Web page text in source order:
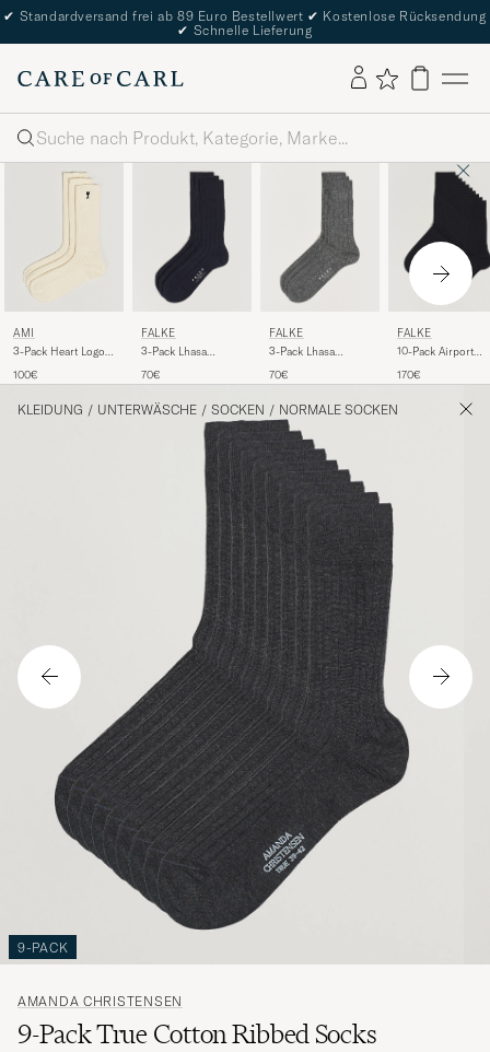
✔ Standardversand frei ab 89 Euro Bestellwert ✔ Kostenlose Rücksendung
✔ Schnelle Lieferung
Suche
AMI
3-Pack Heart Logo
100€
FALKE
3-Pack Lhasa
Dark Navy
70€
FALKE
3-Pack Lhasa
Light Grey
70€
FALKE
10-Pack Airport
170€
KLEIDUNG / UNTERWÄSCHE / SOCKEN / NORMALE SOCKEN
9-PACK
AMANDA CHRISTENSEN
9-Pack True Cotton Ribbed Socks